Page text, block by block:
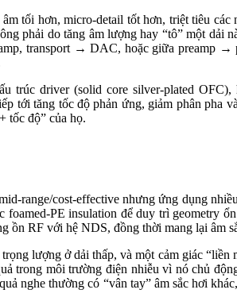
tối hơn, micro-detail tốt hơn, triệt tiêu
phải do tăng âm lượng hay “tô” một dải
transport → DAC, hoặc giữa preamp
trúc driver (solid core silver-plated
tới tăng tốc độ phản ứng, giảm phân pha
tốc độ” của họ.
range/cost-effective nhưng ứng dụng
PE insulation để duy trì geometry
RF với hệ NDS, đồng thời mang lại âm
lượng ở dải thấp, và một cảm giác
trong môi trường điện nhiễu vì nó chủ
nghe thường có “vân tay” âm sắc hơi